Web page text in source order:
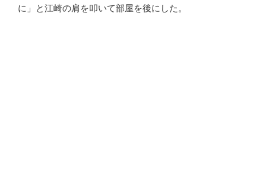
に」と江崎の肩を叩いて部屋を後にした。